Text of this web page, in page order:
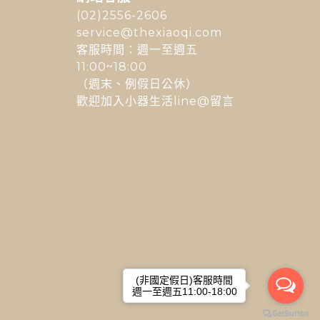
(02)2556-2606
service@thexiaoqi.com
客服時間：週一至週五
11:00~18:00
（週末、例假日公休）
歡迎加入小器生活line@留言
(非國定假日)客服時間
週一至週五11:00-18:00
(非國定假日)客服時間
週一至週五11:00-18:00